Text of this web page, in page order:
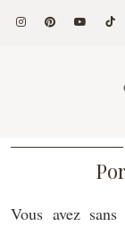
Vous avez